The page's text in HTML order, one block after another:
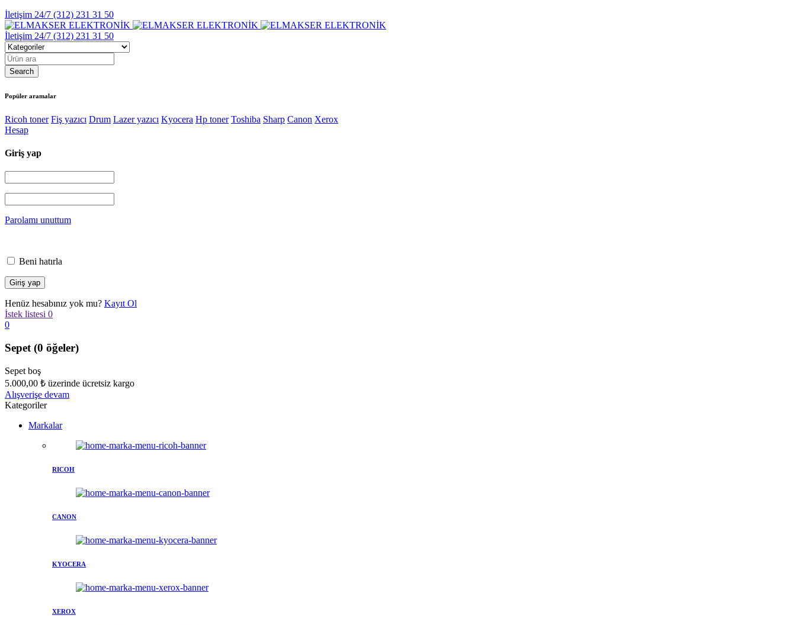
İletişim 24/7 (312) 231 31 50
İletişim 24/7 (312) 231 31 50
Popüler aramalar
Ricoh toner Fiş yazıcı Drum Lazer yazıcı Kyocera Hp toner Toshiba Sharp Canon Xerox
Hesap
Giriş yap
Parolamı unuttum
Beni hatırla
Henüz hesabınız yok mu? Kayıt Ol
İstek listesi 0
0
Sepet (0 öğeler)
Sepet boş
5.000,00 ₺ üzerinde ücretsiz kargo
Alışverişe devam
Kategoriler
Markalar
RICOH
CANON
KYOCERA
XEROX